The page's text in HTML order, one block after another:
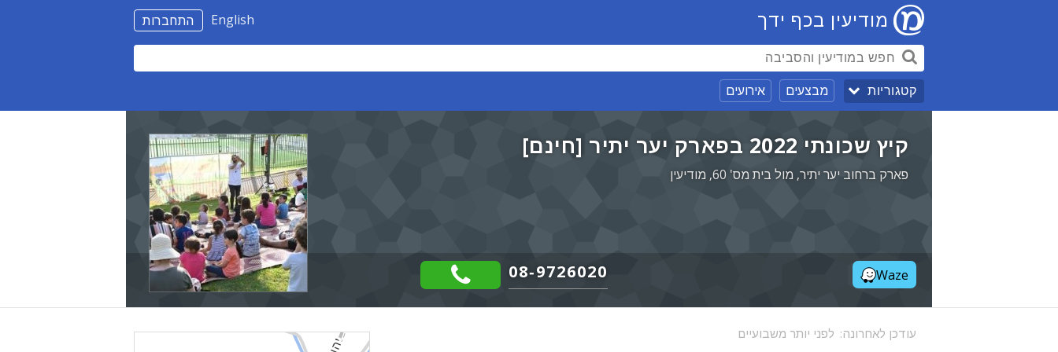
התחברות English מודיעין בכף ידך
קטגוריות מבצעים אירועים
קיץ שכונתי 2022 בפארק יער יתיר [חינם]
פארק ברחוב יער יתיר, מול בית מס' 60, מודיעין
Waze
08-9726020
עודכן לאחרונה: לפני יותר משבועיים